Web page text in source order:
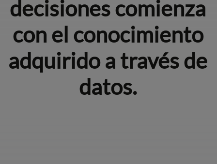
decisiones comienza
con el conocimiento
adquirido a través de
datos.